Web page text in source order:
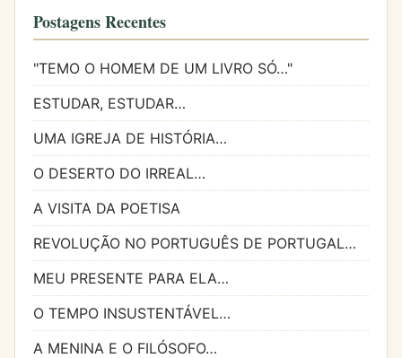
Postagens Recentes
"TEMO O HOMEM DE UM LIVRO SÓ…"
ESTUDAR, ESTUDAR…
UMA IGREJA DE HISTÓRIA…
O DESERTO DO IRREAL…
A VISITA DA POETISA
REVOLUÇÃO NO PORTUGUÊS DE PORTUGAL…
MEU PRESENTE PARA ELA…
O TEMPO INSUSTENTÁVEL…
A MENINA E O FILÓSOFO…